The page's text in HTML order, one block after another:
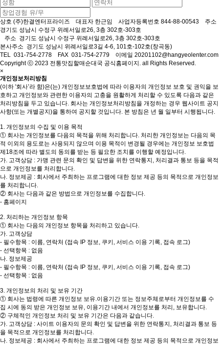
상호 (주)한결엔터프라이즈 대표자 한근임 사업자등록번호 844-88-00543
주소
경기도 성남시 수정구 위례서일로26, 3층 302호-303호
주소 경기도 성남시 수정구 위례서일로26, 3층 302호-303호
본사주소 경기도 성남시 위례서일로3길 4-6, 101호-102호(창곡동)
TEL 031-754-2778 FAX 031-754-2779 이메일 20201102@hangyeolenter.com
Copyright ⓒ 2023 전통맛집할매순대국 공식홈페이지. all Rights Reserved.
×
개인정보처리방침
(이하 '회사’라 함)은(는) 개인정보보호법에 따라 이용자의 개인정보 보호 및 권익을 보
호하고 개인정보와 관련한 이용자의 고충을 원활하게 처리할 수 있도록 다음과 같은
처리방침을 두고 있습니다. 회사는 개인정보처리방침을 개정하는 경우 웹사이트 공지
사항(또는 개별공지)을 통하여 공지할 것입니다. 본 방침은 년 월 일부터 시행됩니다.
1. 개인정보의 수집 및 이용 목적
① 회사는 개인정보를 다음의 목적을 위해 처리합니다. 처리한 개인정보는 다음의 목
적 이외의 용도로는 사용되지 않으며 이용 목적이 변경될 경우에는 개인정보 보호법
제18조에 따라 별도의 동의를 받는 등 필요한 조치를 이행할 예정입니다.
가. 고객상담 : 가맹 관련 문의 확인 및 답변을 위한 연락통지, 처리결과 통보 등을 목적
으로 개인정보를 처리합니다.
나. 정보제공 : 회사에서 주최하는 프로그램에 대한 정보 제공 등의 목적으로 개인정보
를 처리합니다.
② 회사는 다음과 같은 방법으로 개인정보를 수집합니다.
- 홈페이지
2. 처리하는 개인정보 항목
① 회사는 다음의 개인정보 항목을 처리하고 있습니다.
가. 고객상담
- 필수항목 : 이름, 연락처 (접속 IP 정보, 쿠키, 서비스 이용 기록, 접속 로그)
- 선택항목 : 없음
나. 정보제공
- 필수항목 : 이름, 연락처 (접속 IP 정보, 쿠키, 서비스 이용 기록, 접속 로그)
- 선택항목 : 없음
3. 개인정보의 처리 및 보유 기간
① 회사는 법령에 따른 개인정보 보유.이용기간 또는 정보주체로부터 개인정보를 수
집 시에 동의 받은 개인정보 보유, 이용기간 내에서 개인정보를 처리, 보유합니다.
② 구체적인 개인정보 처리 및 보유 기간은 다음과 같습니다.
가. 고객상담 : 사이트 이용자의 문의 확인 및 답변을 위한 연락통지, 처리결과 통보 등
을 목적으로 개인정보를 처리합니다.
나. 정보제공 : 회사에서 주최하는 프로그램에 대한 정보 제공 등의 목적으로 개인정보